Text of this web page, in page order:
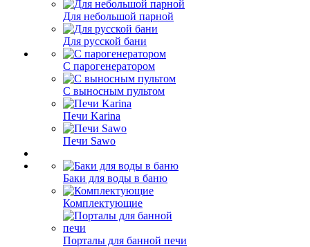
Для небольшой парной
Для русской бани
С парогенератором
С выносным пультом
Печи Karina
Печи Sawo
Баки для воды в баню
Комплектующие
Порталы для банной печи